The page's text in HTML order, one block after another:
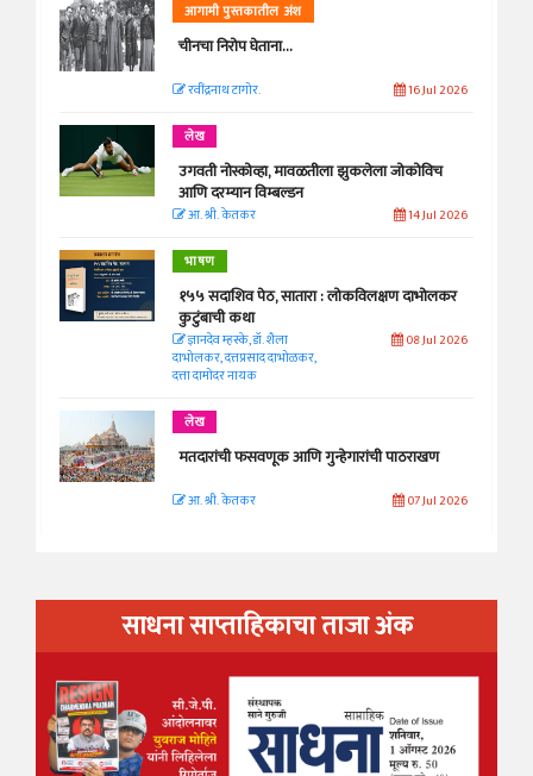
आगामी पुस्तकातील अंश
चीनचा निरोप घेताना...
रवींद्रनाथ टागोर. 16 Jul 2026
लेख
उगवती नोस्कोव्हा, मावळतीला झुकलेला जोकोविच
आणि दरम्यान विम्बल्डन
आ. श्री. केतकर 14 Jul 2026
भाषण
१५५ सदाशिव पेठ, सातारा : लोकविलक्षण दाभोलकर
कुटुंबाची कथा
ज्ञानदेव म्हस्के, डॉ. शैला
दाभोलकर, दत्तप्रसाद दाभोळकर,
दत्ता दामोदर नायक
08 Jul 2026
लेख
मतदारांची फसवणूक आणि गुन्हेगारांची पाठराखण
आ. श्री. केतकर 07 Jul 2026
साधना साप्ताहिकाचा ताजा अंक